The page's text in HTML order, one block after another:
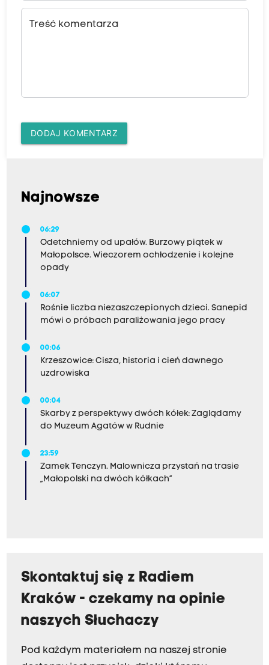
Treść komentarza
DODAJ KOMENTARZ
Najnowsze
06:29
Odetchniemy od upałów. Burzowy piątek w
Małopolsce. Wieczorem ochłodzenie i kolejne
opady
06:07
Rośnie liczba niezaszczepionych dzieci. Sanepid
mówi o próbach paraliżowania jego pracy
00:06
Krzeszowice: Cisza, historia i cień dawnego
uzdrowiska
00:04
Skarby z perspektywy dwóch kółek: Zaglądamy
do Muzeum Agatów w Rudnie
23:59
Zamek Tenczyn. Malownicza przystań na trasie
„Małopolski na dwóch kółkach”
Skontaktuj się z Radiem
Kraków - czekamy na opinie
naszych Słuchaczy
Pod każdym materiałem na naszej stronie